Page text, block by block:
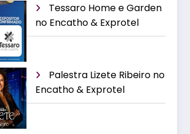
Tessaro Home e Garden
no Encatho & Exprotel
Palestra Lizete Ribeiro no
Encatho & Exprotel